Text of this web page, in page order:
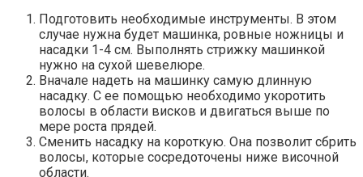
Подготовить необходимые инструменты. В этом
случае нужна будет машинка, ровные ножницы и
насадки 1-4 см. Выполнять стрижку машинкой
нужно на сухой шевелюре.
Вначале надеть на машинку самую длинную
насадку. С ее помощью необходимо укоротить
волосы в области висков и двигаться выше по
мере роста прядей.
Сменить насадку на короткую. Она позволит сбрить
волосы, которые сосредоточены ниже височной
области.